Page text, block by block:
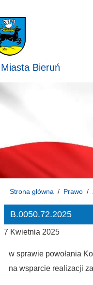
Bieruń
Strona główna Prawo
B.0050.72.2025
7 Kwietnia 2025
w sprawie powołania
na wsparcie realizacji